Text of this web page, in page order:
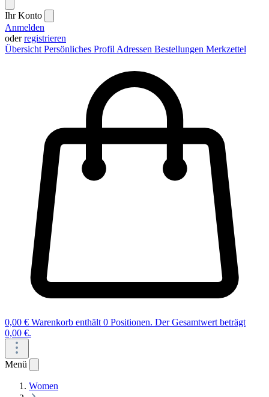
Ihr Konto
Anmelden
oderregistrieren
Übersicht Persönliches Profil Adressen Bestellungen Merkzettel
0,00 € Warenkorb enthält 0 Positionen. Der Gesamtwert beträgt
0,00 €.
Menü
Women